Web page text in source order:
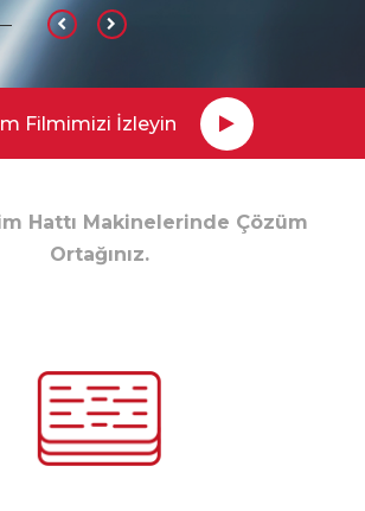
Filmimizi İzleyin
Hattı Makinelerinde Çözüm
Ortağınız.